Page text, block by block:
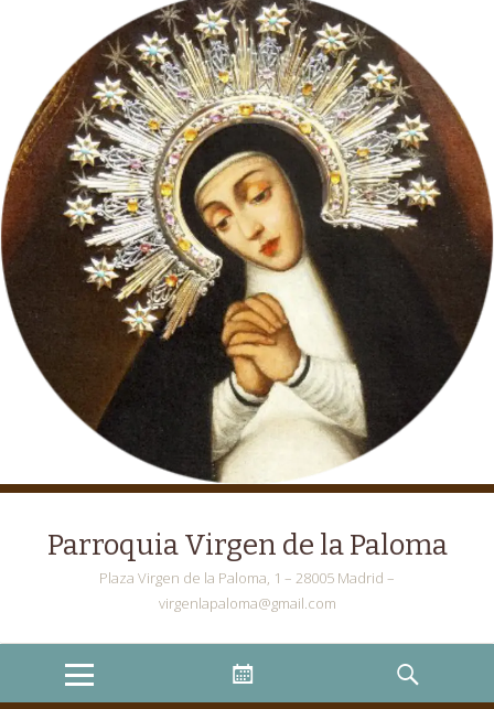
Parroquia Virgen de la Paloma
Plaza Virgen de la Paloma, 1 – 28005 Madrid –
virgenlapaloma@gmail.com
Menu
Widgets
Search